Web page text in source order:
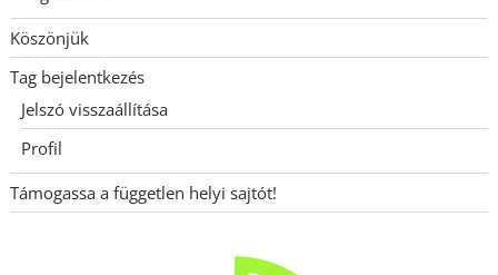
Köszönjük
Tag bejelentkezés
Jelszó visszaállítása
Profil
Támogassa a független helyi sajtót!